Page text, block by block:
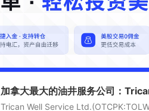
加拿大最大的油井服务公司：
Trican Well Service